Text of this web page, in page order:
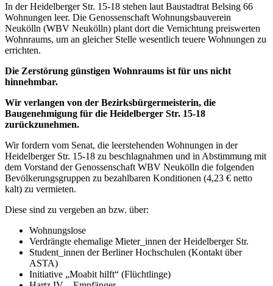
In der Heidelberger Str. 15-18 stehen laut Baustadtrat Belsing 66
Wohnungen leer. Die Genossenschaft Wohnungsbauverein
Neukölln (WBV Neukölln) plant dort die Vernichtung preiswerten
Wohnraums, um an gleicher Stelle wesentlich teuere Wohnungen zu
errichten.
Die Zerstörung günstigen Wohnraums ist für uns nicht
hinnehmbar.
Wir verlangen von der Bezirksbürgermeisterin, die
Baugenehmigung für die Heidelberger Str. 15-18
zurückzunehmen.
Wir fordern vom Senat, die leerstehenden Wohnungen in der
Heidelberger Str. 15-18 zu beschlagnahmen und in Abstimmung mit
dem Vorstand der Genossenschaft WBV Neukölln die folgenden
Bevölkerungsgruppen zu bezahlbaren Konditionen (4,23 € netto
kalt) zu vermieten.
Diese sind zu vergeben an bzw. über:
Wohnungslose
Verdrängte ehemalige Mieter_innen der Heidelberger Str.
Student_innen der Berliner Hochschulen (Kontakt über
ASTA)
Initiative „Moabit hilft“ (Flüchtlinge)